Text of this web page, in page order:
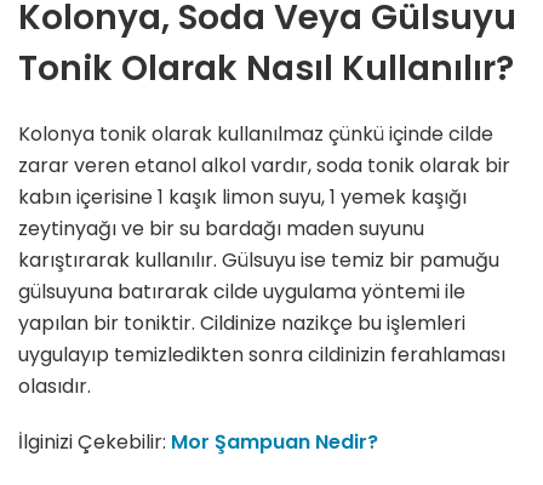
Kolonya, Soda Veya Gülsuyu
Tonik Olarak Nasıl Kullanılır?
Kolonya tonik olarak kullanılmaz çünkü içinde cilde
zarar veren etanol alkol vardır, soda tonik olarak bir
kabın içerisine 1 kaşık limon suyu, 1 yemek kaşığı
zeytinyağı ve bir su bardağı maden suyunu
karıştırarak kullanılır. Gülsuyu ise temiz bir pamuğu
gülsuyuna batırarak cilde uygulama yöntemi ile
yapılan bir toniktir. Cildinize nazikçe bu işlemleri
uygulayıp temizledikten sonra cildinizin ferahlaması
olasıdır.
İlginizi Çekebilir: Mor Şampuan Nedir?